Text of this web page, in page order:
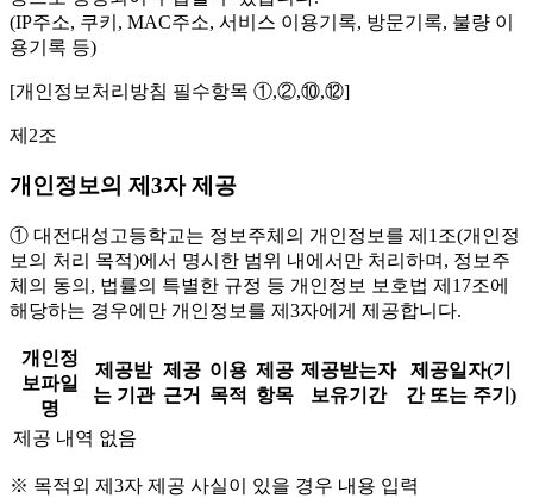
(IP주소, 쿠키, MAC주소, 서비스 이용기록, 방문기록, 불량 이
용기록 등)
[개인정보처리방침 필수항목 ①,②,⑩,⑫]
제2조
개인정보의 제3자 제공
① 대전대성고등학교는 정보주체의 개인정보를 제1조(개인정
보의 처리 목적)에서 명시한 범위 내에서만 처리하며, 정보주
체의 동의, 법률의 특별한 규정 등 개인정보 보호법 제17조에
해당하는 경우에만 개인정보를 제3자에게 제공합니다.
개인정
보파일
명
제공받
는 기관
제공
근거
이용
목적
제공
항목
제공받는자
보유기간
제공일자(기
간 또는 주기)
제공 내역 없음
※ 목적외 제3자 제공 사실이 있을 경우 내용 입력